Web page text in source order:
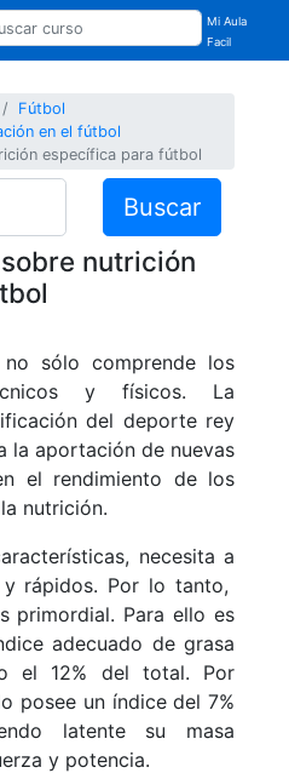
Mi Aula
Facil
Fútbol
en el fútbol
específica para fútbol
Buscar
nutrición
sólo comprende los
y físicos. La
del deporte rey
la aportación de nuevas
el rendimiento de los
nutrición.
necesita a
rápidos. Por lo tanto,
primordial. Para ello es
adecuado de grasa
el 12% del total. Por
posee un índice del 7%
latente su masa
y potencia.